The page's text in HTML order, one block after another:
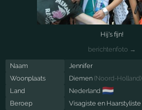
Hij's fijn!
berichtenfoto →
Naam
Jennifer
Woonplaats
Diemen (Noord-Holland)
Land
Nederland 🇳🇱
Beroep
Visagiste en Haarstyliste